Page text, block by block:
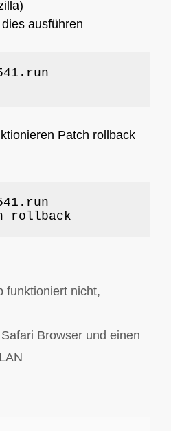
ausführen
Patch rollback
rollback
funktioniert nicht,
Browser und einen